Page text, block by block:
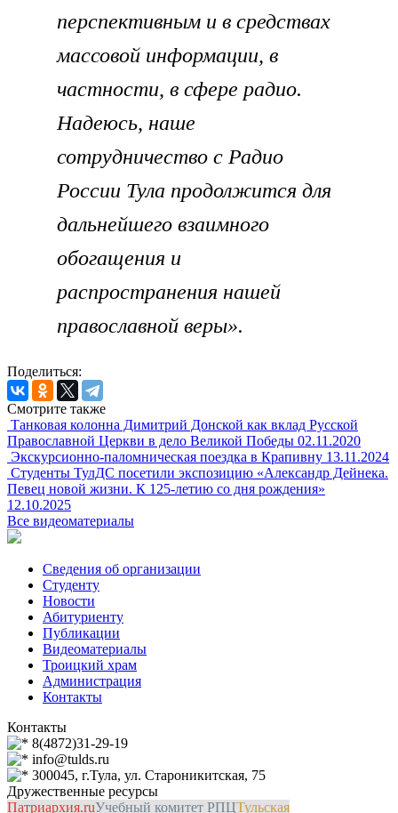
перспективным и в средствах
массовой информации, в
частности, в сфере радио.
Надеюсь, наше
сотрудничество с Радио
России Тула продолжится для
дальнейшего взаимного
обогащения и
распространения нашей
православной веры».
Поделиться:
Смотрите также
Танковая колонна Димитрий Донской как вклад Русской
Православной Церкви в дело Великой Победы 02.11.2020
Экскурсионно-паломническая поездка в Крапивну 13.11.2024
Студенты ТулДС посетили экспозицию «Александр Дейнека.
Певец новой жизни. К 125-летию со дня рождения»
12.10.2025
Все видеоматериалы
Сведения об организации
Студенту
Новости
Абитуриенту
Публикации
Видеоматериалы
Троицкий храм
Администрация
Контакты
Контакты
8(4872)31-29-19
info@tulds.ru
300045, г.Тула, ул. Староникитская, 75
Дружественные ресурсы
Патриархия.ruУчебный комитет РПЦТульская